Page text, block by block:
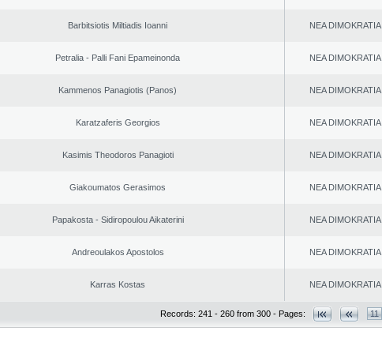
Barbitsiotis Miltiadis Ioanni NEA DΙMOKRATIA
Petralia - Palli Fani Epameinonda NEA DΙMOKRATIA
Kammenos Panagiotis (Panos) NEA DΙMOKRATIA
Karatzaferis Georgios NEA DΙMOKRATIA
Kasimis Theodoros Panagioti NEA DΙMOKRATIA
Giakoumatos Gerasimos NEA DΙMOKRATIA
Papakosta - Sidiropoulou Aikaterini NEA DΙMOKRATIA
Andreoulakos Apostolos NEA DΙMOKRATIA
Karras Kostas NEA DΙMOKRATIA
Records: 241 - 260 from 300 - Pages: 11